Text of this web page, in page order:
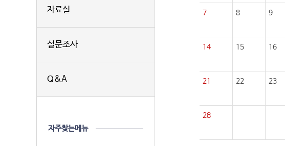
자료실
설문조사
Q&A
자주찾는메뉴
7 8 9
14 15 16
21 22 23
28